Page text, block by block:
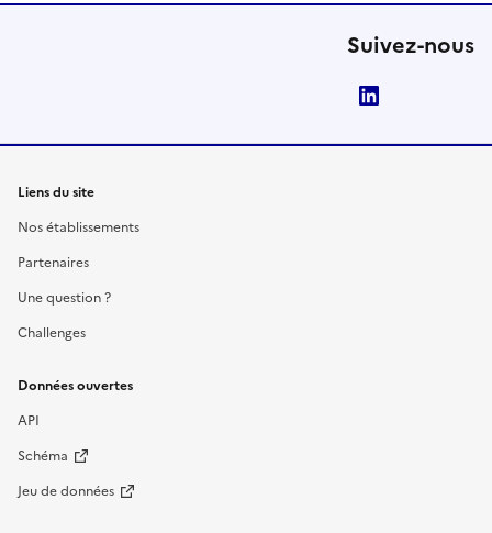
Suivez-nous
Liens du site
Nos établissements
Partenaires
Une question ?
Challenges
Données ouvertes
API
Schéma
Jeu de données